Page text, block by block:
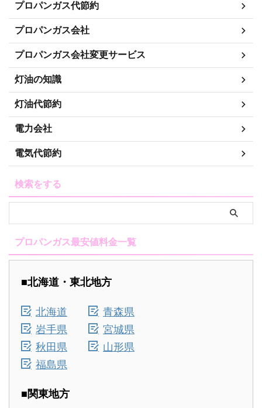
プロパンガス代節約
プロパンガス会社
プロパンガス会社変更サービス
灯油の知識
灯油代節約
電力会社
電気代節約
検索をする
プロパンガス最安値料金一覧
■北海道・東北地方
北海道
青森県
岩手県
宮城県
秋田県
山形県
福島県
■関東地方